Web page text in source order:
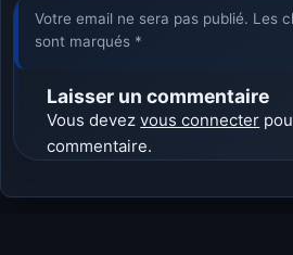
Votre email ne sera pas publié. Les
sont marqués *
Laisser un commentaire
Vous devezvous connecter
commentaire.